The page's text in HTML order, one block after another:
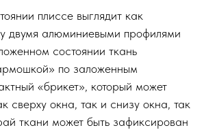
плиссе выглядит как
двумя алюминиевыми профилями
состоянии ткань
по заложенным
«брикет», который может
сверху окна, так и снизу окна, так
ткани может быть зафиксирован